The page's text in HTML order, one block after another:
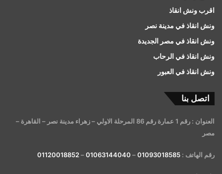
اقرب ونش انقاذ
ونش انقاذ في مدينة نصر
ونش انقاذ في مصر الجديدة
ونش انقاذ في الرحاب
ونش انقاذ في العبور
اتصل بنا
العنوان : رقم 1 عمارة رقم 86 المرحلة الاولي – زهراء مدينة نصر – القاهرة –
مصر
رقم الهاتف : 01093018585
–
01063144040
–
01120018852